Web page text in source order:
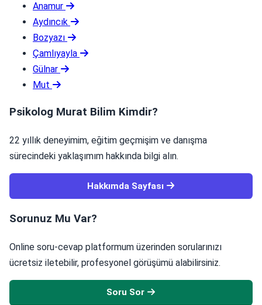
Anamur
Aydıncık
Bozyazı
Çamlıyayla
Gülnar
Mut
Psikolog Murat Bilim Kimdir?
22 yıllık deneyimim, eğitim geçmişim ve danışma
sürecindeki yaklaşımım hakkında bilgi alın.
Hakkımda Sayfası
Sorunuz Mu Var?
Online soru-cevap platformum üzerinden sorularınızı
ücretsiz iletebilir, profesyonel görüşümü alabilirsiniz.
Soru Sor